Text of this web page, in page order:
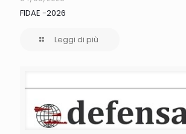
FIDAE -2026
Leggi di più